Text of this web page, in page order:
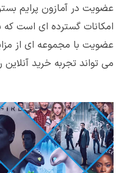
عضویت در آمازون پرایم
امکانات گسترده ای است
عضویت با مجموعه ای از
می تواند تجربه خرید